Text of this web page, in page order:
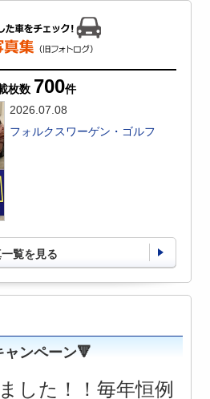
枚数 700件
2026.07.08
フォルクスワーゲン・ゴルフ
覧を見る
ャンペーン🔻
した！！毎年恒例